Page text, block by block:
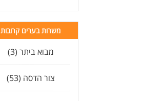
משרות בערים קרובות
מבוא ביתר (3)
צור הדסה (53)